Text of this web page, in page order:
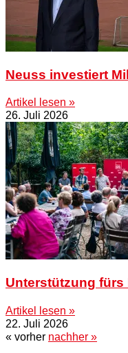
Neuss investiert
Artikel lesen »
26. Juli 2026
Unterstützung
Artikel lesen »
22. Juli 2026
« vorher nachher »